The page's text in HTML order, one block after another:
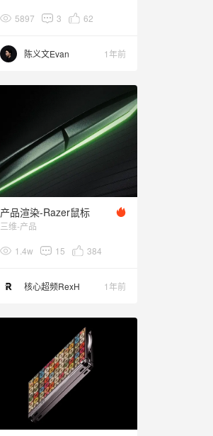
5897 3 62
陈义文Evan 1年前
产品渲染-Razer鼠标
三维-产品
1.4w 15 384
核心超频RexH 1年前